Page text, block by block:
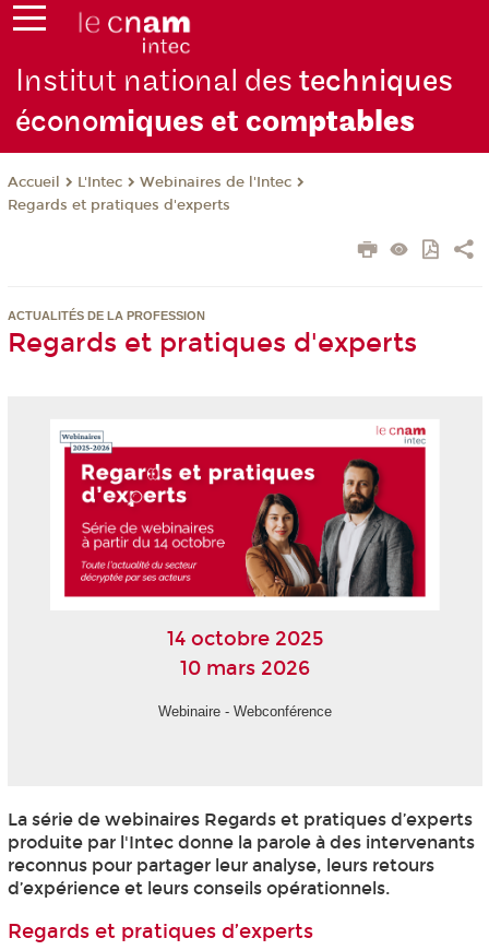
Institut national destechniques
économiques et comptables
Accueil L'Intec
Webinaires de l'Intec
Regards et pratiques d'experts
ACTUALITÉS DE LA PROFESSION
Regards et pratiques d'experts
14 octobre 2025
10 mars 2026
Webinaire - Webconférence
La série de webinaires Regards et pratiques d’experts
produite par l'Intec donne la parole à des intervenants
reconnus pour partager leur analyse, leurs retours
d’expérience et leurs conseils opérationnels.
Regards et pratiques d’experts